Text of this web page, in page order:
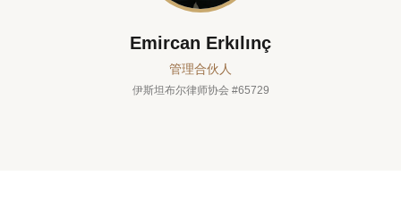
Emircan Erkılınç
管理合伙人
伊斯坦布尔律师协会 #65729